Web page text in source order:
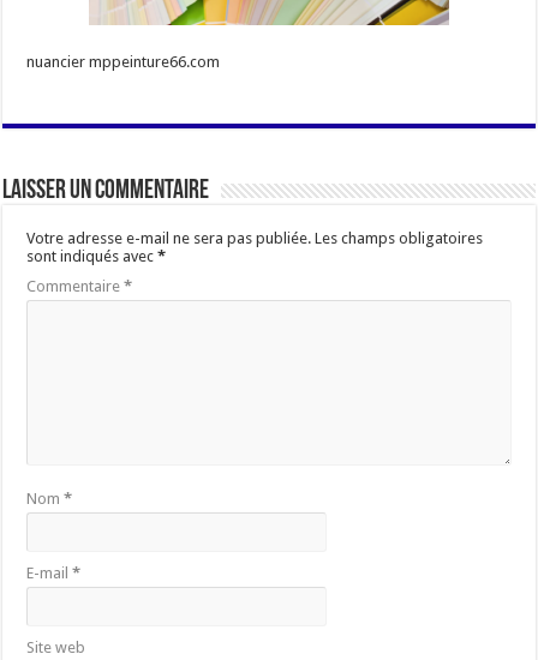
nuancier mppeinture66.com
Laisser un commentaire
Votre adresse e-mail ne sera pas publiée. Les champs obligatoires
sont indiqués avec*
Commentaire*
Nom*
E-mail*
Site web